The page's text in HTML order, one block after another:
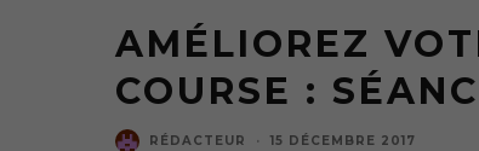
AMÉLIOREZ
COURSE :
RÉDACTEUR · 15 DÉCEMBRE 2017